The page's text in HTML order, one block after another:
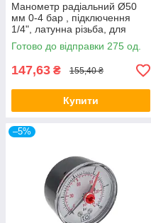
Манометр радіальний Ø50
мм 0-4 бар , підключення
1/4", латунна різьба, для
опалення та води
Готово до відправки 275 од.
147,63 ₴ 155,40 ₴
Купити
–5%